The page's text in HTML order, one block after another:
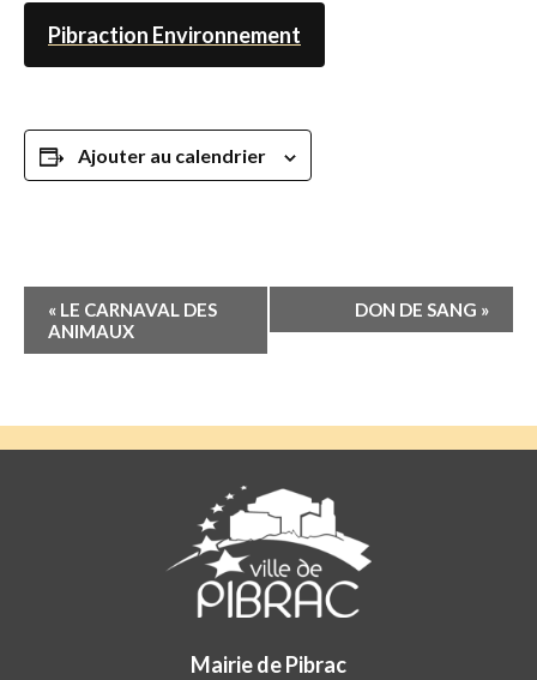
Pibraction Environnement
Ajouter au calendrier
Navigation
Évènement
« LE CARNAVAL DES
ANIMAUX
DON DE SANG »
Mairie de Pibrac